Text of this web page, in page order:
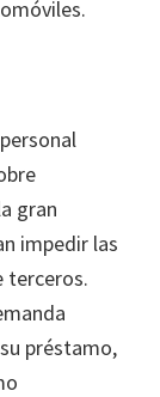
gran
impedir las
terceros.
préstamo,